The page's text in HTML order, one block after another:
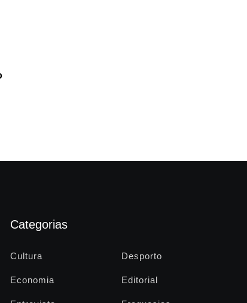
Categorias
Cultura Desporto
Economia Editorial